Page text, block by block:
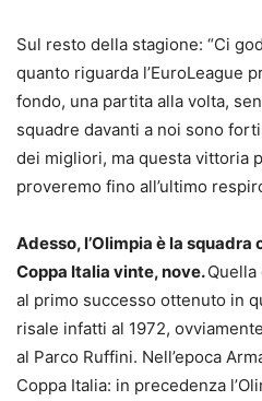
Sul resto della stagione: “Ci
quanto riguarda l’EuroLeague
fondo, una partita alla volta,
squadre davanti a noi sono
dei migliori, ma questa vittoria
proveremo fino all’ultimo
Adesso, l’Olimpia è la
Coppa Italia vinte, nove.
al primo successo ottenuto in
risale infatti al 1972,
al Parco Ruffini. Nell’epoca
Coppa Italia: in precedenza